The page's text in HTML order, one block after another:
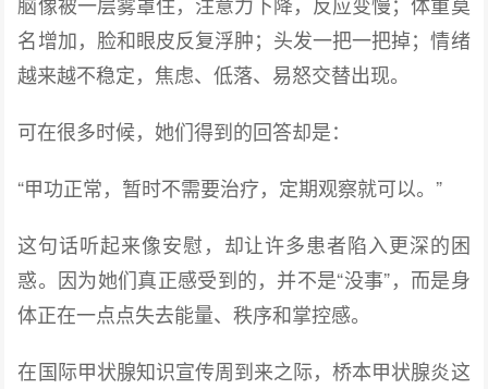
名增加，脸和眼皮反复浮肿；头发一把一把掉；情绪
越来越不稳定，焦虑、低落、易怒交替出现。
可在很多时候，她们得到的回答却是：
“甲功正常，暂时不需要治疗，定期观察就可以。”
这句话听起来像安慰，却让许多患者陷入更深的困
惑。因为她们真正感受到的，并不是“没事”，而是身
体正在一点点失去能量、秩序和掌控感。
在国际甲状腺知识宣传周到来之际，桥本甲状腺炎这